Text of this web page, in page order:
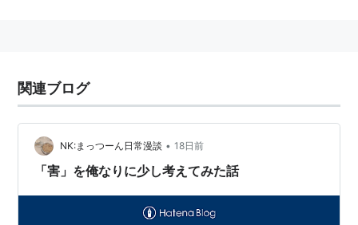
関連ブログ
NK:まっつーん日常漫談 • 18日前
「害」を俺なりに少し考えてみた話